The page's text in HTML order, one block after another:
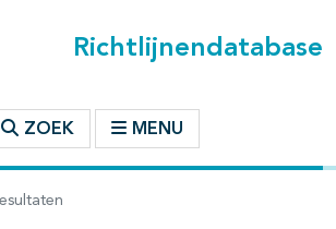
Richtlijnendatabase
ZOEK MENU